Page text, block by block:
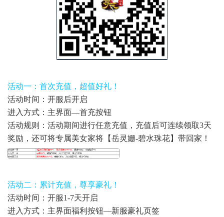
活动一：首次充值，超值好礼！
活动时间：开服后开启
进入方式：主界面—首充按钮
活动规则：活动期间进行任意充值，充值后可连续领取3天
奖励，还可将专属美女家将【岳灵姗-碧水珠花】带回家！
活动二：累计充值，尊享豪礼！
活动时间：开服1-7天开启
进入方式：主界面福利按钮—新服豪礼页签